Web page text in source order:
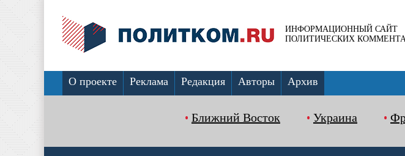
ИНФОРМАЦИОННЫЙ САЙТ
ПОЛИТИЧЕСКИХ
О проекте Реклама Редакция Авторы Архив
Ближний Восток Украина